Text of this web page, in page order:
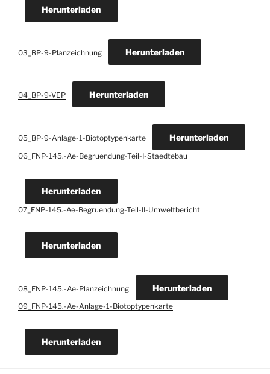
Herunterladen
03_BP-9-Planzeichnung Herunterladen
04_BP-9-VEP Herunterladen
05_BP-9-Anlage-1-Biotoptypenkarte Herunterladen
06_FNP-145.-Ae-Begruendung-Teil-I-Staedtebau
Herunterladen
07_FNP-145.-Ae-Begruendung-Teil-II-Umweltbericht
Herunterladen
08_FNP-145.-Ae-Planzeichnung Herunterladen
09_FNP-145.-Ae-Anlage-1-Biotoptypenkarte
Herunterladen